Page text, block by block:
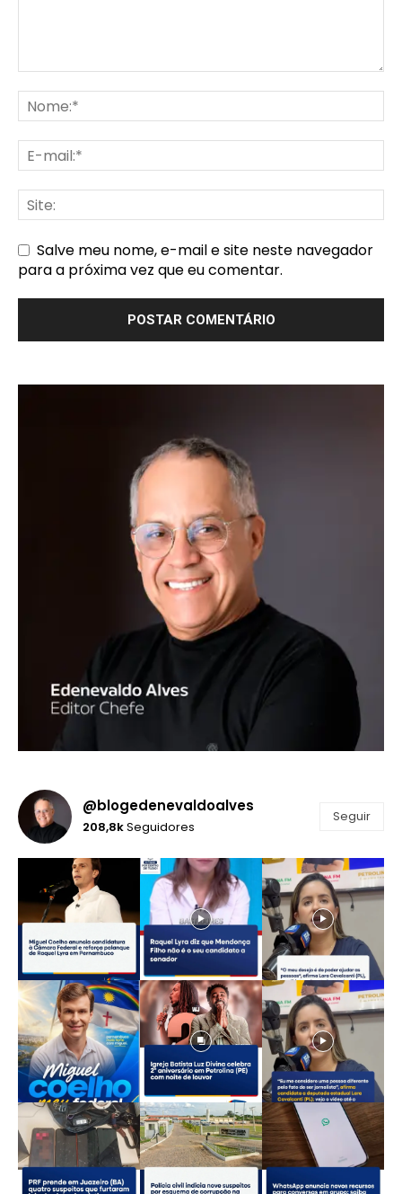
Salve meu nome, e-mail e site neste navegador
para a próxima vez que eu comentar.
@blogedenevaldoalves
208,8kSeguidores
Seguir